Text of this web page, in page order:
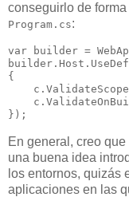
conseguirlo de
Program.cs:
var builder =
{
En general, creo
una buena idea
los entornos, quizás
aplicaciones en las